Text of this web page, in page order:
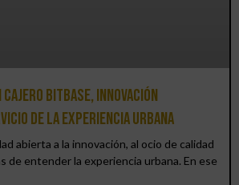
BitBase, innovación
de la experiencia urbana
abierta a la innovación, al ocio de calidad
de entender la experiencia urbana. En ese